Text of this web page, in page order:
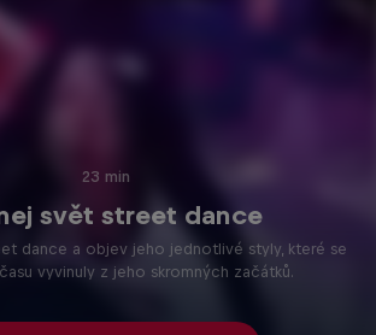
23 min
svět street dance
dance a objev jeho jednotlivé styly, které se
vyvinuly z jeho skromných začátků.